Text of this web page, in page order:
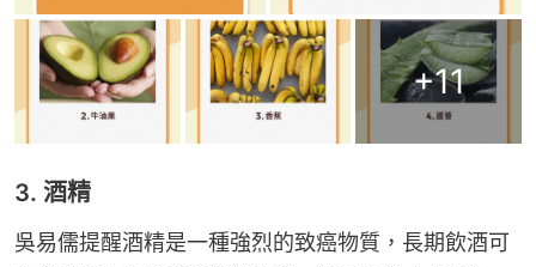
+11
3. 酒精
吳易儒提醒酒精是一種強烈的致癌物質，長期飲酒可